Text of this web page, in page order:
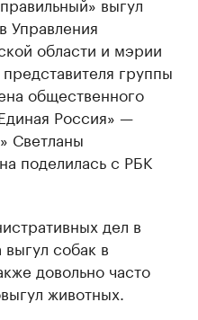
Управления
области и мэрии
группы
общественного
Россия» —
Светланы
поделилась с РБК
дел в
собак в
довольно часто
животных.